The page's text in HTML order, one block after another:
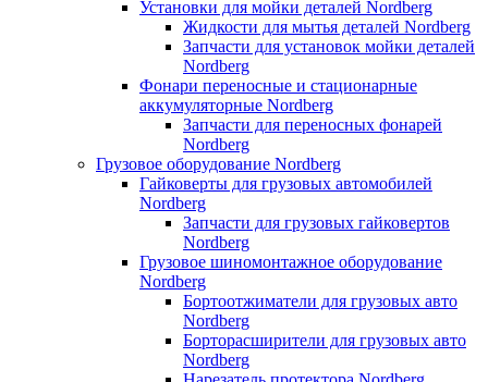
Установки для мойки деталей Nordberg
Жидкости для мытья деталей Nordberg
Запчасти для установок мойки деталей
Nordberg
Фонари переносные и стационарные
аккумуляторные Nordberg
Запчасти для переносных фонарей
Nordberg
Грузовое оборудование Nordberg
Гайковерты для грузовых автомобилей
Nordberg
Запчасти для грузовых гайковертов
Nordberg
Грузовое шиномонтажное оборудование
Nordberg
Бортоотжиматели для грузовых авто
Nordberg
Борторасширители для грузовых авто
Nordberg